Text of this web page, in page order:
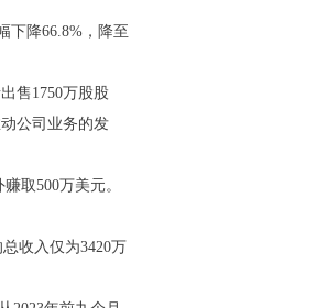
下降66.8%，降至
售1750万股股
公司业务的发
取500万美元。
收入仅为3420万